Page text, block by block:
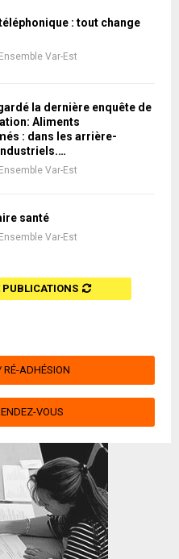
: tout change
Var-Est
la dernière enquête de
Aliments
: dans les arrière-
Var-Est
santé
Var-Est
PUBLICATIONS
ADHÉSION
VOUS